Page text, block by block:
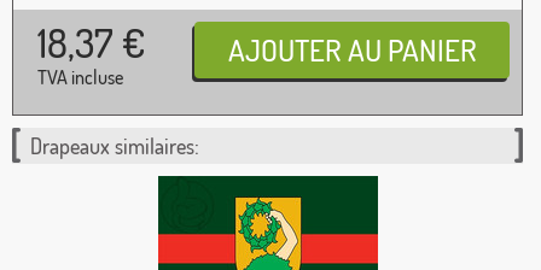
18,37 €
TVA incluse
Drapeaux similaires: